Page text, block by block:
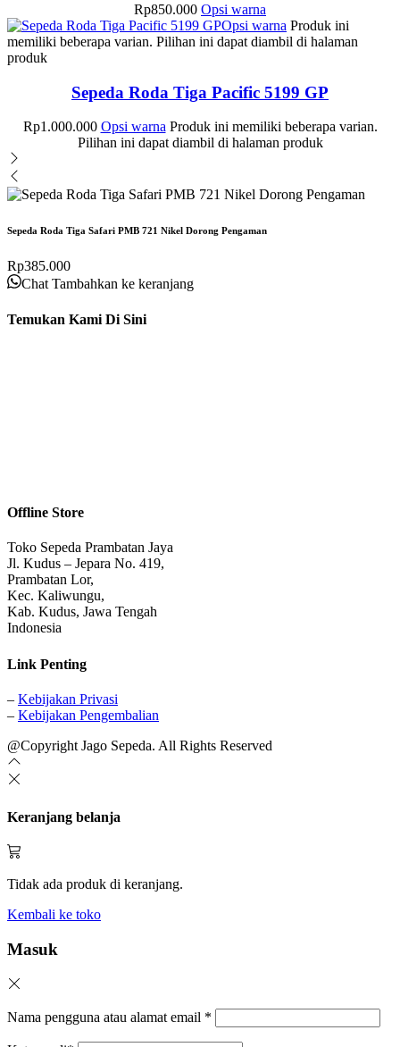
Rp850.000 Opsi warna
Opsi warna Produk ini
memiliki beberapa varian. Pilihan ini dapat diambil di halaman
produk
Sepeda Roda Tiga Pacific 5199 GP
Rp1.000.000 Opsi warna Produk ini memiliki beberapa varian.
Pilihan ini dapat diambil di halaman produk
Sepeda Roda Tiga Safari PMB 721 Nikel Dorong Pengaman
Rp385.000
Chat Tambahkan ke keranjang
Temukan Kami Di Sini
Offline Store
Toko Sepeda Prambatan Jaya
Jl. Kudus – Jepara No. 419,
Prambatan Lor,
Kec. Kaliwungu,
Kab. Kudus, Jawa Tengah
Indonesia
Link Penting
– Kebijakan Privasi
– Kebijakan Pengembalian
@Copyright Jago Sepeda. All Rights Reserved
Keranjang belanja
Tidak ada produk di keranjang.
Kembali ke toko
Masuk
Nama pengguna atau alamat email *